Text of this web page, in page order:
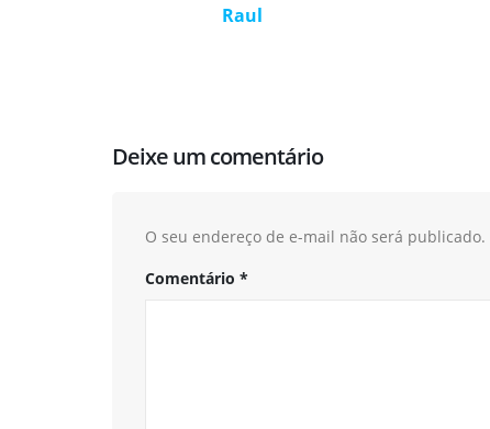
Raul
Deixe um comentário
O seu endereço de e-mail não será publicado.
Comentário *